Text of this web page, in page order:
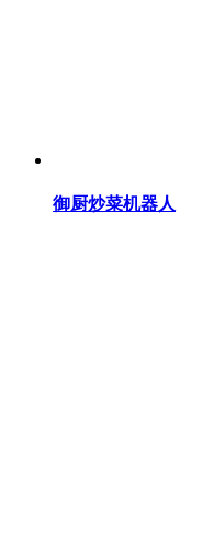
御厨炒菜机器人